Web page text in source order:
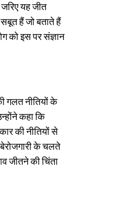
यह जीत
हैं जो बताते हैं
को इस पर संज्ञान
गलत नीतियों के
कहा कि
की नीतियों से
के चलते
जीतने की चिंता